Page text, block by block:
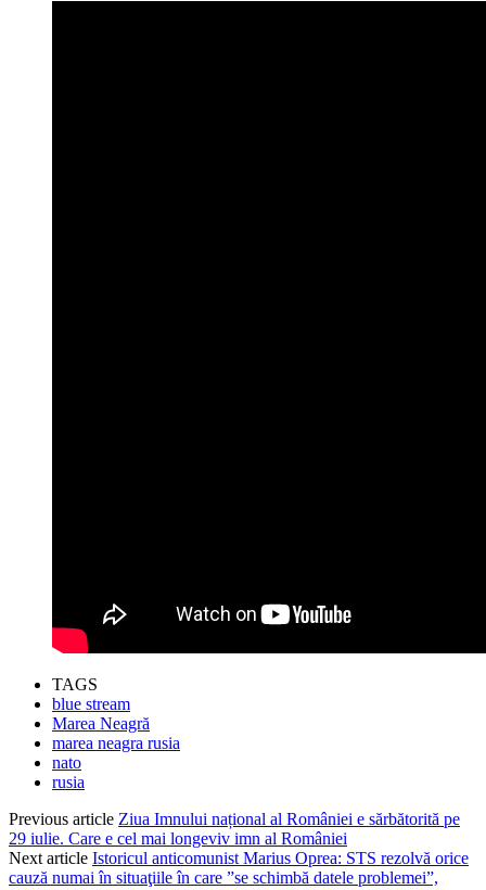
TAGS
blue stream
Marea Neagră
marea neagra rusia
nato
rusia
Previous article Ziua Imnului național al României e sărbătorită pe
29 iulie. Care e cel mai longeviv imn al României
Next article Istoricul anticomunist Marius Oprea: STS rezolvă orice
cauză numai în situaţiile în care ”se schimbă datele problemei”,